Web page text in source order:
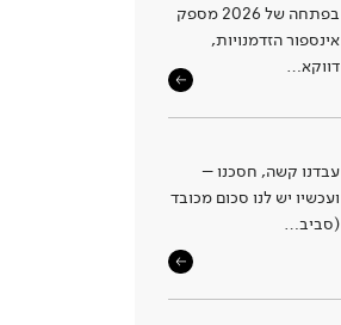
בפתחה של 2026 מספק
אינספור הזדמנויות,
דווקא…
עבדנו קשה, חסכנו –
ועכשיו יש לנו סכום מכובד
(סביב…